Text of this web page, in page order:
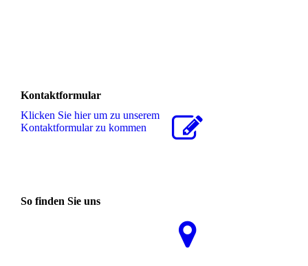
Kontaktformular
Klicken Sie hier um zu unserem
Kon­takt­for­mu­lar zu kommen
So finden Sie uns